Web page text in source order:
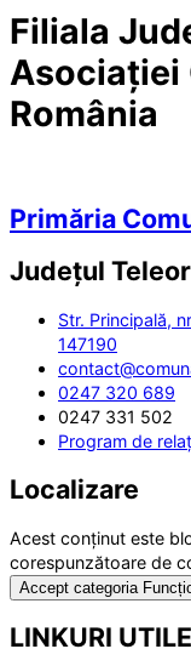
Filiala
Asociației
România
Primăria
Județul
Str. Principală,
147190
0247 320 689
0247 331 502
Program de
Localizare
Acest conținut este
corespunzătoare de
Accept categoria
LINKURI UTILE